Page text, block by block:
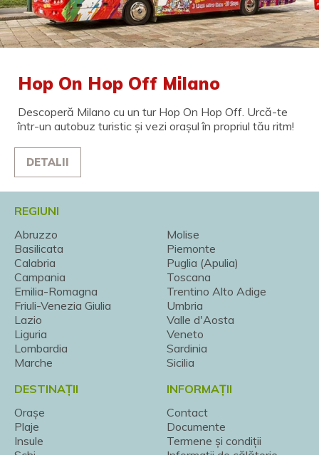
Hop On Hop Off Milano
Descoperă Milano cu un tur Hop On Hop Off. Urcă-te
într-un autobuz turistic și vezi orașul în propriul tău ritm!
DETALII
REGIUNI
Abruzzo
Basilicata
Calabria
Campania
Emilia-Romagna
Friuli-Venezia Giulia
Lazio
Liguria
Lombardia
Marche
Molise
Piemonte
Puglia (Apulia)
Toscana
Trentino Alto Adige
Umbria
Valle d'Aosta
Veneto
Sardinia
Sicilia
DESTINAȚII
Orașe
Plaje
Insule
INFORMAȚII
Contact
Documente
Termene și condiții